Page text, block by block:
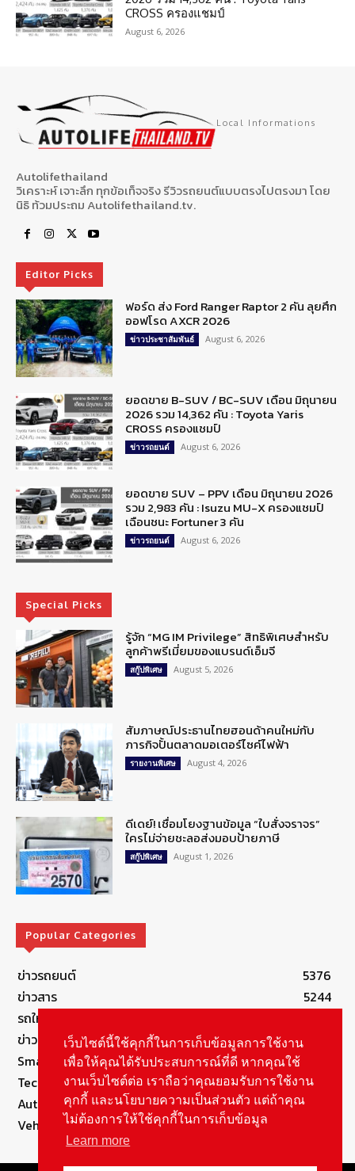
CROSS ครองแชมป์
August 6, 2026
Local Informations
Autolifethailand
วิเคราะห์ เจาะลึก ทุกข้อเท็จจริง รีวิวรถยนต์แบบตรงไปตรงมา โดย
นิธิ ท้วมประถม Autolifethailand.tv.
Editor Picks
ฟอร์ด ส่ง Ford Ranger Raptor 2 คัน ลุยศึก
ออฟโรด AXCR 2026
ข่าวประชาสัมพันธ์ August 6, 2026
ยอดขาย B-SUV / BC-SUV เดือน มิถุนายน
2026 รวม 14,362 คัน : Toyota Yaris
CROSS ครองแชมป์
ข่าวรถยนต์ August 6, 2026
ยอดขาย SUV – PPV เดือน มิถุนายน 2026
รวม 2,983 คัน : Isuzu MU-X ครองแชมป์
เฉือนชนะ Fortuner 3 คัน
ข่าวรถยนต์ August 6, 2026
Special Picks
รู้จัก “MG IM Privilege” สิทธิพิเศษสำหรับ
ลูกค้าพรีเมี่ยมของแบรนด์เอ็มจี
สกู๊ปพิเศษ August 5, 2026
สัมภาษณ์ประธานไทยฮอนด้าคนใหม่กับ
ภารกิจปั้นตลาดมอเตอร์ไซค์ไฟฟ้า
รายงานพิเศษ August 4, 2026
ดีเดย์! เชื่อมโยงฐานข้อมูล “ใบสั่งจราจร”
ใครไม่จ่ายชะลอส่งมอบป้ายภาษี
สกู๊ปพิเศษ August 1, 2026
Popular Categories
ข่าวรถยนต์
5376
ข่าวสาร
5244
รถใหม่
ข่าวประชาสัมพันธ์
Smart Life
Technology
Autolife Lifestyle
Vehicle
เว็บไซต์นี้ใช้คุกกี้ในการเก็บข้อมูลการใช้งาน
เพื่อให้คุณได้รับประสบการณ์ที่ดี หากคุณใช้
งานเว็บไซต์ต่อ เราถือว่าคุณยอมรับการใช้งาน
คุกกี้ และนโยบายความเป็นส่วนตัว แต่ถ้าคุณ
ไม่ต้องการให้ใช้คุกกี้ในการเก็บข้อมูล
Learn more